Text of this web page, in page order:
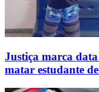
Justiça marca
matar estudante